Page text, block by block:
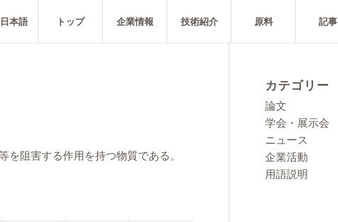
日本語 トップ 企業情報 技術紹介 原料 記事
阻害する作用を持つ物質である。
カテゴリー
論文
学会・展示会
ニュース
企業活動
用語説明